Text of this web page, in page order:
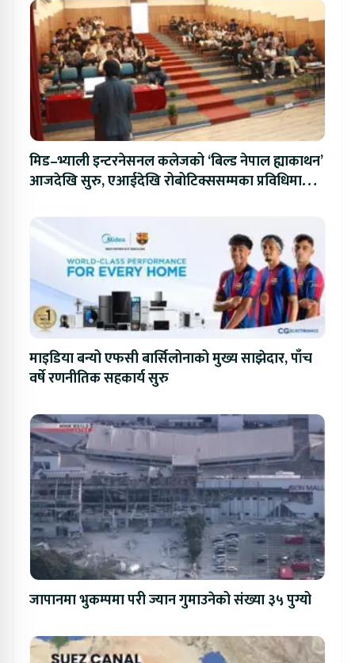
मिड–भ्याली इन्टरनेसनल कलेजको ‘बिल्ड नेपाल ह्याकाथन’
आजदेखि सुरु, एआईदेखि रोबोटिक्ससम्मका प्रविधिमा
माइडिया बन्यो एफसी बार्सिलोनाको मुख्य साझेदार, पाँच
वर्षे रणनीतिक सहकार्य सुरु
जापानमा भुकम्पमा परी ज्यान गुमाउनेको संख्या ३५ पुग्यो